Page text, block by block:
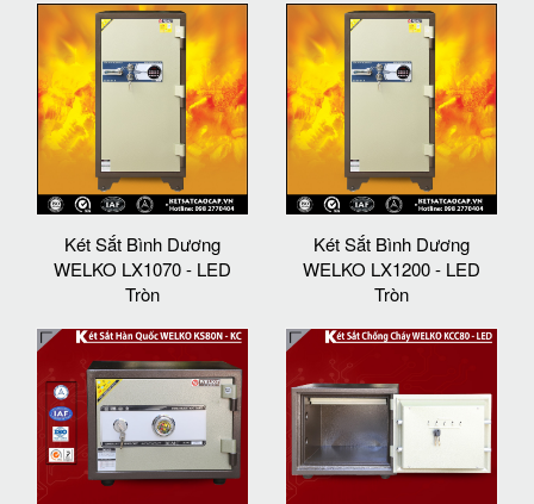
Két Sắt Bình Dương
WELKO LX1070 - LED
Tròn
Két Sắt Bình Dương
WELKO LX1200 - LED
Tròn